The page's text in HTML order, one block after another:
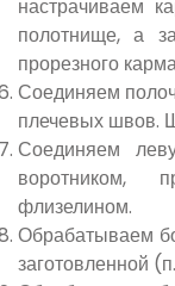
настрачиваем
полотнище, а
прорезного
Соединяем
плечевых швов.
Соединяем
воротником,
флизелином.
Обрабатываем
заготовленной